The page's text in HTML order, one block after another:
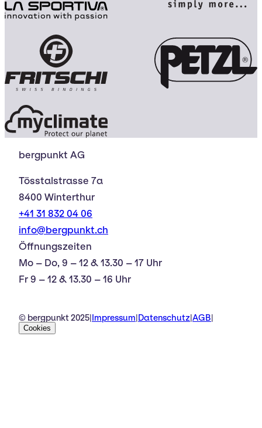
bergpunkt AG
Tösstalstrasse 7a
8400 Winterthur
+41 31 832 04 06
info@bergpunkt.ch
Öffnungszeiten
Mo – Do, 9 – 12 & 13.30 – 17 Uhr
Fr 9 – 12 & 13.30 – 16 Uhr
© bergpunkt 2025 Impressum Datenschutz AGB
Cookies